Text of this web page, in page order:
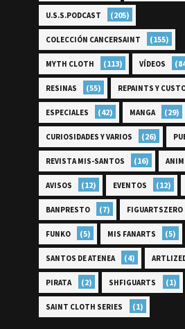
U.S.S.PODCAST (205)
COLECCIÓN CANCERSAINT (155)
MYTH CLOTH (113) VÍDEOS
RESINAS (55) REPAINTS Y
ESPECIALES (42) MANGA (29)
CURIOSIDADES Y VARIOS (26)
REVISTA MIS-SANTOS (16)
AVISOS (12) EVENTOS (12)
BANPRESTO (7) FIGUARTSZERO
FUNKO (5) MIS FANARTS (5)
SANTOS DE ATENEA (4)
PIRATA (2) SHFIGUARTS (1)
SAINT CLOTH SERIES (1)